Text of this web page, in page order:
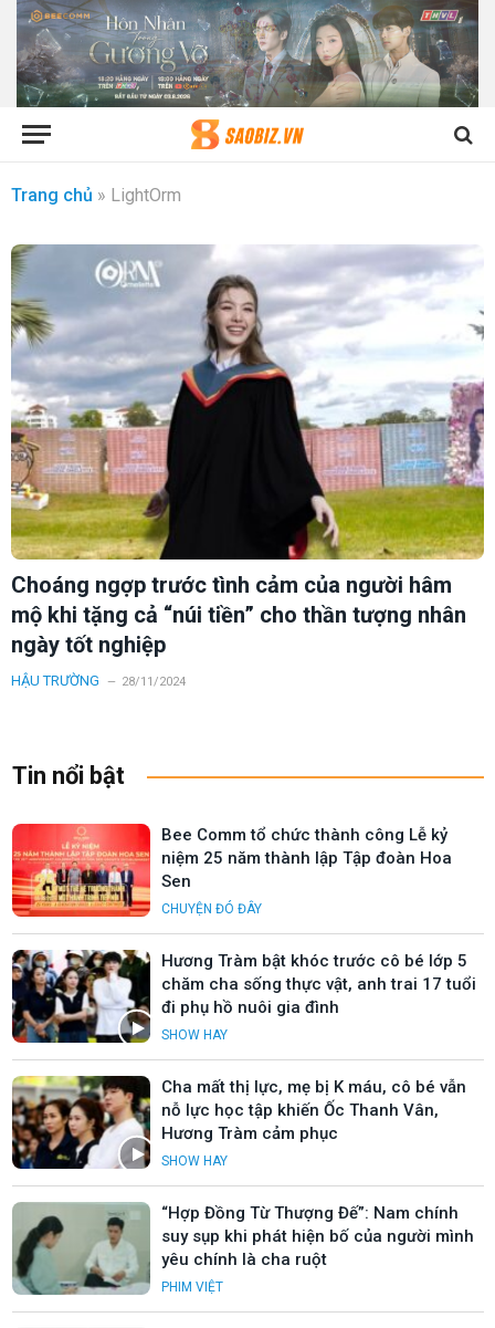
Trang chủ » LightOrm
Choáng ngợp trước tình cảm của người hâm
mộ khi tặng cả “núi tiền” cho thần tượng nhân
ngày tốt nghiệp
HẬU TRƯỜNG 28/11/2024
Tin nổi bật
Bee Comm tổ chức thành công Lễ kỷ
niệm 25 năm thành lập Tập đoàn Hoa
Sen
CHUYỆN ĐÓ ĐÂY
Hương Tràm bật khóc trước cô bé lớp 5
chăm cha sống thực vật, anh trai 17 tuổi
đi phụ hồ nuôi gia đình
SHOW HAY
Cha mất thị lực, mẹ bị K máu, cô bé vẫn
nỗ lực học tập khiến Ốc Thanh Vân,
Hương Tràm cảm phục
SHOW HAY
“Hợp Đồng Từ Thượng Đế”: Nam chính
suy sụp khi phát hiện bố của người mình
yêu chính là cha ruột
PHIM VIỆT